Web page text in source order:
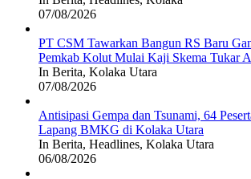
07/08/2026
PT CSM Tawarkan Bangun RS Baru
Pemkab Kolut Mulai Kaji Skema Tukar
In Berita, Kolaka Utara
07/08/2026
Antisipasi Gempa dan Tsunami, 64
Lapang BMKG di Kolaka Utara
In Berita, Headlines, Kolaka Utara
06/08/2026